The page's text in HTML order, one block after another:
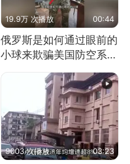
19.9万 次播放 00:44
俄罗斯是如何通过眼前的
小球来欺骗美国防空系统
9003 次播放 03:23